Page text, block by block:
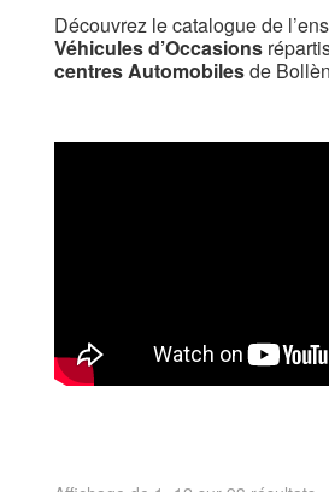
Découvrez le catalogue de
Véhicules d’Occasions
centres Automobilesde